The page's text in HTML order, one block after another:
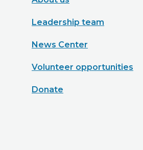
Leadership team
News Center
Volunteer opportunities
Donate